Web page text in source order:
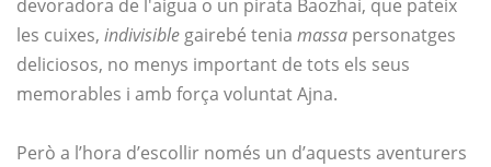
devoradora de l'aigua o un pirata Baozhai, que pateix
les cuixes, indivisible gairebé tenia massa personatges
deliciosos, no menys important de tots els seus
memorables i amb força voluntat Ajna.
Però a l’hora d’escollir només un d’aquests aventurers